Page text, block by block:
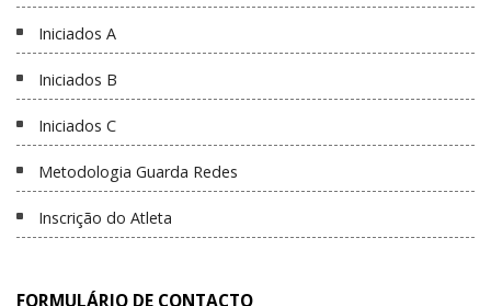
Iniciados A
Iniciados B
Iniciados C
Metodologia Guarda Redes
Inscrição do Atleta
FORMULÁRIO DE CONTACTO